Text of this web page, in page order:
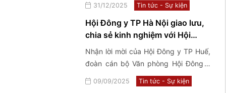
phát triển hàng ngàn năm cùng với
tiến trình lịch sử của dân tộc.
31/12/2025 Tin tức - Sự kiện
Hội Đông y TP Hà Nội giao lưu,
chia sẻ kinh nghiệm với Hội
Đông y TP Huế
Nhận lời mời của Hội Đông y TP Huế,
đoàn cán bộ Văn phòng Hội Đông y
TP Hà Nội đã có chuyến công tác,
giao lưu, chia sẻ kinh nghiệm về mô
09/09/2025 Tin tức - Sự kiện